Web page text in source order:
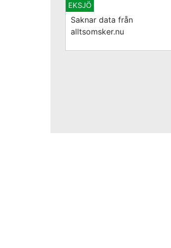
EKSJÖ
Saknar data från
alltsomsker.nu